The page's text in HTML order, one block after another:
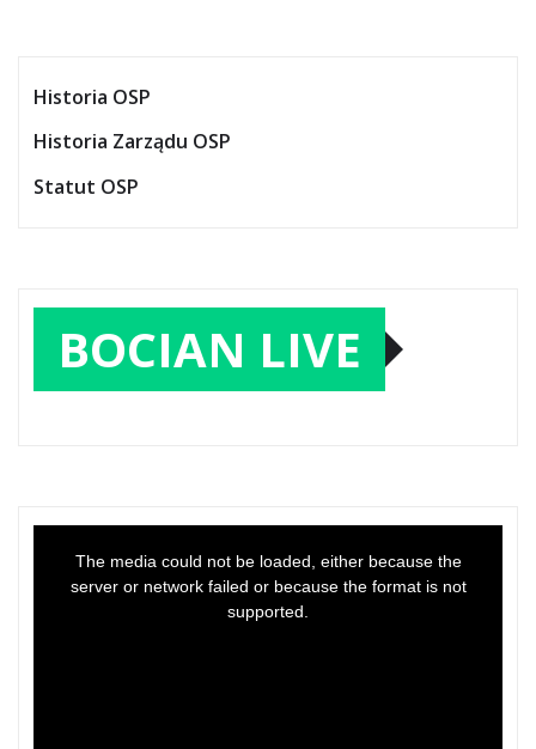
Historia OSP
Historia Zarządu OSP
Statut OSP
BOCIAN LIVE
The media could not be loaded, either because the
server or network failed or because the format is not
supported.